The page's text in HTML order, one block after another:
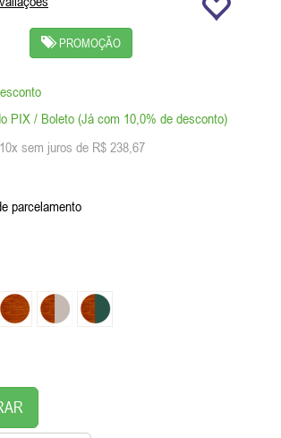
PROMOÇÃO
PIX / Boleto (Já com 10,0% de desconto)
sem juros de R$ 238,67
parcelamento